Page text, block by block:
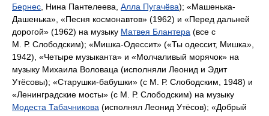
Бернес, Нина Пантелеева, Алла Пугачёва); «Машенька-
Дашенька», «Песня космонавтов» (1962) и «Перед дальней
дорогой» (1962) на музыку Матвея Блантера (все с
М. Р. Слободским); «Мишка-Одессит» («Ты одессит, Мишка»,
1942), «Четыре музыканта» и «Молчаливый морячок» на
музыку Михаила Воловаца (исполняли Леонид и Эдит
Утёсовы); «Старушки-бабушки» (с М. Р. Слободским, 1948) и
«Ленинградские мосты» (с М. Р. Слободским) на музыку
Модеста Табачникова (исполнял Леонид Утёсов); «Добрый